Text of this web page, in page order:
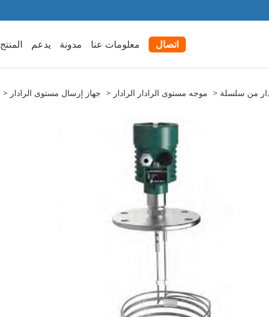
المنتج يدعم مدونة معلومات عنا اتصال
جهاز إرسال مستوى الرادار موجه مستوى الرادار الرادار